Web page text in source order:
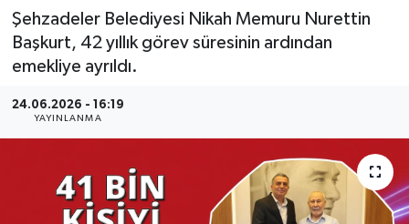
Şehzadeler Belediyesi Nikah Memuru Nurettin
Başkurt, 42 yıllık görev süresinin ardından
emekliye ayrıldı.
24.06.2026 - 16:19
YAYINLANMA
Programlar
YAŞAM